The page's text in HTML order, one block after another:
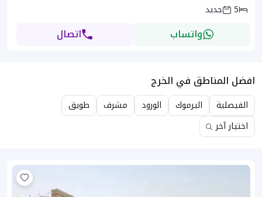
5
جديد
واتساب اتصال
افضل المناطق في الخرج
الفيصلية اليرموك الورود مشرف
طويق
اختيار آخر